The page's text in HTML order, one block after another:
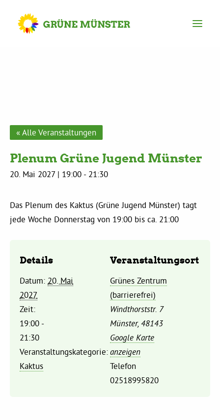
Kreisgeschäftsstelle
Mitgliederversammlung
Kommissionen
Grünes Zentrum
Sylvia Rietenberg, MdB
Dorothea Deppermann, MdL
« Alle Veranstaltungen
Plenum Grüne Jugend Münster
20. Mai 2027 | 19:00 - 21:30
Das Plenum des Kaktus (Grüne Jugend Münster) tagt
jede Woche Donnerstag von 19:00 bis ca. 21:00
Details
Datum: 20. Mai
2027
Zeit:
19:00 -
21:30
Veranstaltungskategorie:
Kaktus
Veranstaltungsort
Grünes Zentrum
(barrierefrei)
Windthorststr. 7
Münster, 48143
Google Karte
anzeigen
Telefon
02518995820